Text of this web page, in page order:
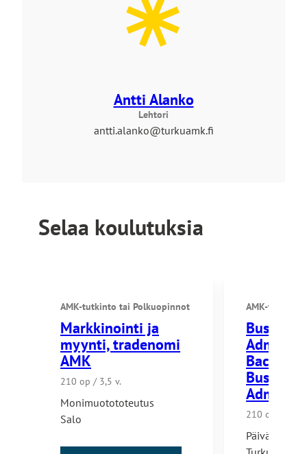
Antti Alanko
Lehtori
antti.alanko@turkuamk.fi
Selaa koulutuksia
AMK-tutkinto tai Polkuopinnot
Markkinointi ja
myynti, tradenomi
AMK
210 op / 3,5 v.
Monimuotototeutus
Salo
AMK-tutkinto
Business
Business
210 op / 3,5